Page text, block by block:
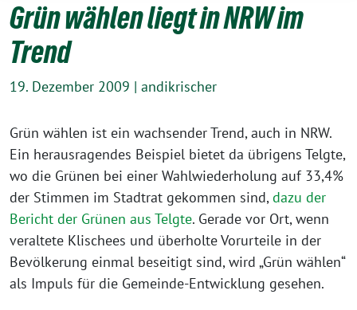
Grün wählen liegt in NRW im
Trend
19. Dezember 2009 | andikrischer
Grün wählen ist ein wachsender Trend, auch in NRW.
Ein herausragendes Beispiel bietet da übrigens Telgte,
wo die Grünen bei einer Wahlwiederholung auf 33,4%
der Stimmen im Stadtrat gekommen sind,dazu der
Bericht der Grünen aus Telgte. Gerade vor Ort, wenn
veraltete Klischees und überholte Vorurteile in der
Bevölkerung einmal beseitigt sind, wird „Grün wählen“
als Impuls für die Gemeinde-Entwicklung gesehen.